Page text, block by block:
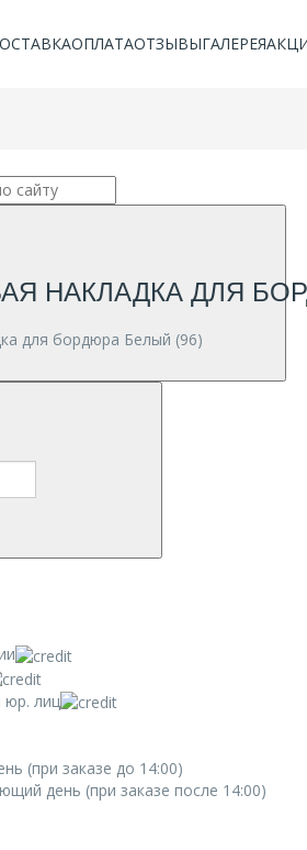
ОПЛАТАОТЗЫВЫГАЛЕРЕЯ
НАКЛАДКА ДЛЯ
юр. лиц
(при заказе до 14:00)
день (при заказе после 14:00)